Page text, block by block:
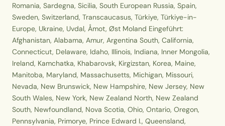
Romania, Sardegna, Sicilia, South European Russia, Spain,
Sweden, Switzerland, Transcaucasus, Türkiye, Türkiye-in-
Europe, Ukraine, Uvdal, Åmot, Øst Moland Eingeführt:
Afghanistan, Alabama, Amur, Argentina South, California,
Connecticut, Delaware, Idaho, Illinois, Indiana, Inner Mongolia,
Ireland, Kamchatka, Khabarovsk, Kirgizstan, Korea, Maine,
Manitoba, Maryland, Massachusetts, Michigan, Missouri,
Nevada, New Brunswick, New Hampshire, New Jersey, New
South Wales, New York, New Zealand North, New Zealand
South, Newfoundland, Nova Scotia, Ohio, Ontario, Oregon,
Pennsylvania, Primorye, Prince Edward I., Queensland,